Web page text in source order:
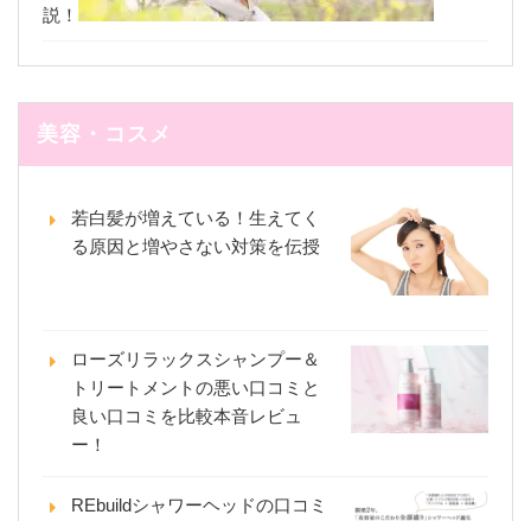
説！
美容・コスメ
若白髪が増えている！生えてく
る原因と増やさない対策を伝授
ローズリラックスシャンプー＆
トリートメントの悪い口コミと
良い口コミを比較本音レビュ
ー！
REbuildシャワーヘッドの口コミ